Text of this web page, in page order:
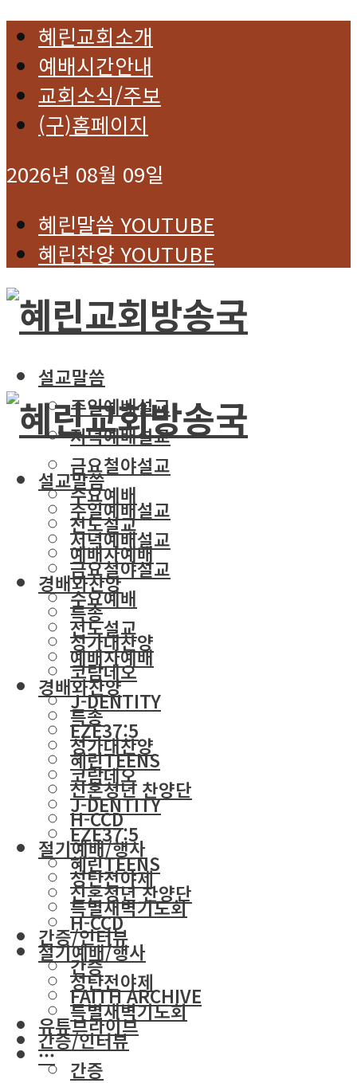
혜린교회소개
예배시간안내
교회소식/주보
(구)홈페이지
2026년 08월 09일
혜린말씀 YOUTUBE
혜린찬양 YOUTUBE
설교말씀
주일예배설교
저녁예배설교
금요철야설교
수요예배
전도설교
예배자예배
경배와찬양
특송
성가대찬양
코람데오
J-DENTITY
EZE37:5
혜린TEENS
신혼청년 찬양단
H-CCD
절기예배/행사
성탄전야제
특별새벽기도회
간증/인터뷰
간증
FAITH ARCHIVE
유튜브라이브
···
설교말씀
주일예배설교
저녁예배설교
금요철야설교
수요예배
전도설교
예배자예배
경배와찬양
특송
성가대찬양
코람데오
J-DENTITY
EZE37:5
혜린TEENS
신혼청년 찬양단
H-CCD
절기예배/행사
성탄전야제
특별새벽기도회
간증/인터뷰
간증